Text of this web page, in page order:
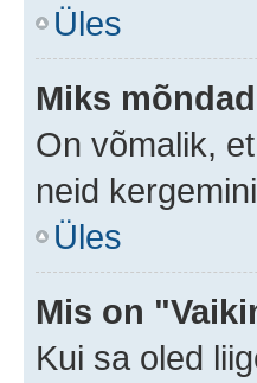
Üles
Miks
On võmalik,
neid
Üles
Mis on
Kui sa oled